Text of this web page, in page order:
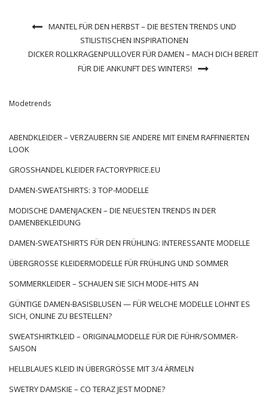
MANTEL FÜR DEN HERBST – DIE BESTEN TRENDS UND
STILISTISCHEN INSPIRATIONEN
DICKER ROLLKRAGENPULLOVER FÜR DAMEN – MACH DICH BEREIT
FÜR DIE ANKUNFT DES WINTERS!
Modetrends
ABENDKLEIDER – VERZAUBERN SIE ANDERE MIT EINEM RAFFINIERTEN
LOOK
GROSSHANDEL KLEIDER FACTORYPRICE.EU
DAMEN-SWEATSHIRTS: 3 TOP-MODELLE
MODISCHE DAMENJACKEN – DIE NEUESTEN TRENDS IN DER
DAMENBEKLEIDUNG
DAMEN-SWEATSHIRTS FÜR DEN FRÜHLING: INTERESSANTE MODELLE
ÜBERGROSSE KLEIDERMODELLE FÜR FRÜHLING UND SOMMER
SOMMERKLEIDER – SCHAUEN SIE SICH MODE-HITS AN
GÜNTIGE DAMEN-BASISBLUSEN — FÜR WELCHE MODELLE LOHNT ES
SICH, ONLINE ZU BESTELLEN?
SWEATSHIRTKLEID – ORIGINALMODELLE FÜR DIE FÜHR/SOMMER-
SAISON
HELLBLAUES KLEID IN ÜBERGRÖSSE MIT 3/4 ÄRMELN
SWETRY DAMSKIE – CO TERAZ JEST MODNE?